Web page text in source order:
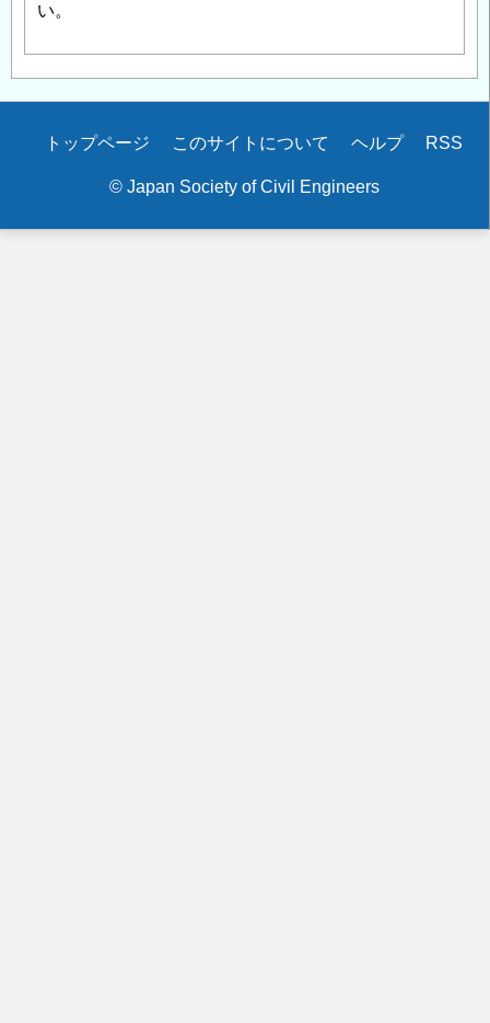
い。
Secondary
トップページ このサイトについて ヘルプ RSS
© Japan Society of Civil Engineers